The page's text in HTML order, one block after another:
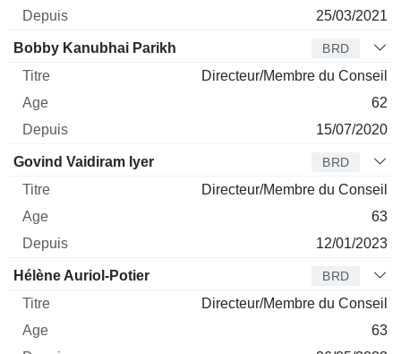
25/03/2021
Bobby Kanubhai Parikh BRD
Directeur/Membre du Conseil
62
15/07/2020
Govind Vaidiram Iyer BRD
Directeur/Membre du Conseil
63
12/01/2023
Hélène Auriol-Potier BRD
Directeur/Membre du Conseil
63